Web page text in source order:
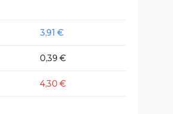
3,91 €
0,39 €
4,30 €